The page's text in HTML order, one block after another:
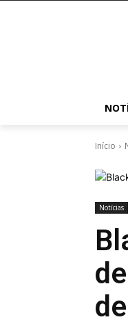
Início
Notícias